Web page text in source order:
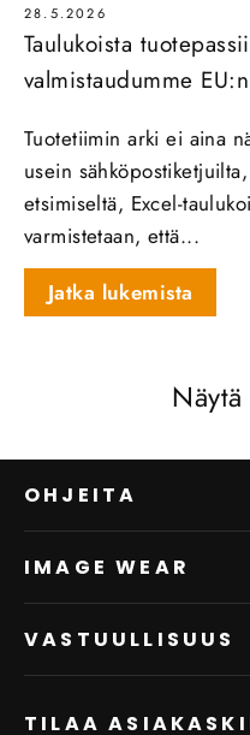
28.5.2026
Taulukoista
valmistaudumme
Tuotetiimin arki ei aina
usein
etsimiseltä, Excel-
varmistetaan, että...
Jatka lukemista
OHJEITA
IMAGE WEAR
VASTUULLISUUS
TILAA